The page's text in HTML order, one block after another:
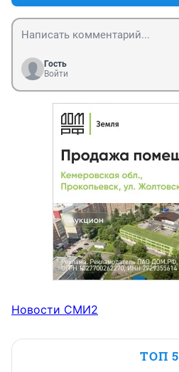
Гость
Войти
Новости СМИ2
ТОП 5